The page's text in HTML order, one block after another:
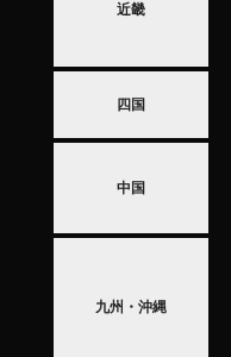
近畿
四国
中国
九州・沖縄